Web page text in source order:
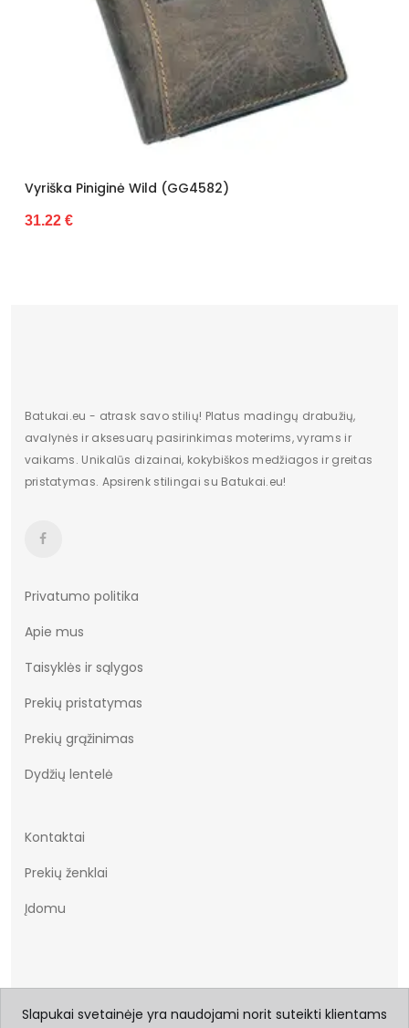
Wild (GG4582)
Batukai.eu - atrask savo stilių! Platus madingų drabužių,
avalynės ir aksesuarų pasirinkimas moterims, vyrams ir
vaikams. Unikalūs dizainai, kokybiškos medžiagos ir greitas
pristatymas. Apsirenk stilingai su Batukai.eu!
Privatumo politika
Apie mus
Taisyklės ir sąlygos
Prekių pristatymas
Prekių grąžinimas
Dydžių lentelė
Kontaktai
Prekių ženklai
Įdomu
Slapukai svetainėje yra naudojami norit suteikti klientams